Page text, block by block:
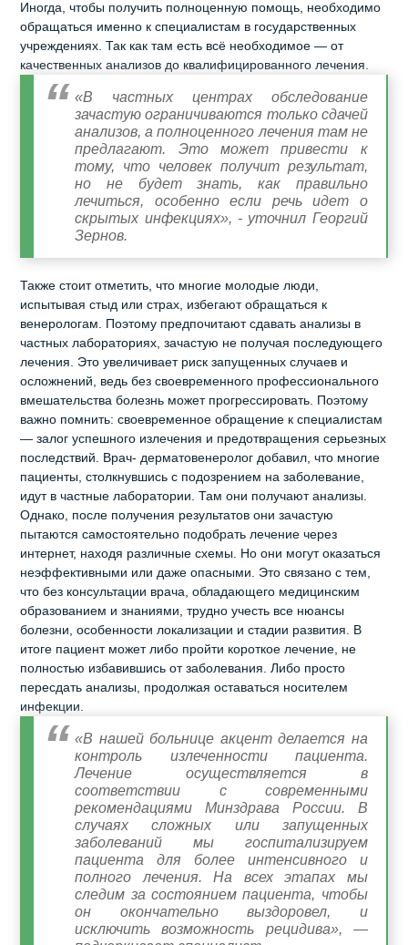
Иногда, чтобы получить полноценную помощь, необходимо
обращаться именно к специалистам в государственных
учреждениях. Так как там есть всё необходимое — от
качественных анализов до квалифицированного лечения.
«В частных центрах обследование
зачастую ограничиваются только сдачей
анализов, а полноценного лечения там не
предлагают. Это может привести к
тому, что человек получит результат,
но не будет знать, как правильно
лечиться, особенно если речь идет о
скрытых инфекциях», - уточнил Георгий
Зернов.
Также стоит отметить, что многие молодые люди,
испытывая стыд или страх, избегают обращаться к
венерологам. Поэтому предпочитают сдавать анализы в
частных лабораториях, зачастую не получая последующего
лечения. Это увеличивает риск запущенных случаев и
осложнений, ведь без своевременного профессионального
вмешательства болезнь может прогрессировать. Поэтому
важно помнить: своевременное обращение к специалистам
— залог успешного излечения и предотвращения серьезных
последствий. Врач- дерматовенеролог добавил, что многие
пациенты, столкнувшись с подозрением на заболевание,
идут в частные лаборатории. Там они получают анализы.
Однако, после получения результатов они зачастую
пытаются самостоятельно подобрать лечение через
интернет, находя различные схемы. Но они могут оказаться
неэффективными или даже опасными. Это связано с тем,
что без консультации врача, обладающего медицинским
образованием и знаниями, трудно учесть все нюансы
болезни, особенности локализации и стадии развития. В
итоге пациент может либо пройти короткое лечение, не
полностью избавившись от заболевания. Либо просто
пересдать анализы, продолжая оставаться носителем
инфекции.
«В нашей больнице акцент делается на
контроль излеченности пациента.
Лечение осуществляется в
соответствии с современными
рекомендациями Минздрава России. В
случаях сложных или запущенных
заболеваний мы госпитализируем
пациента для более интенсивного и
полного лечения. На всех этапах мы
следим за состоянием пациента, чтобы
он окончательно выздоровел, и
исключить возможность рецидива», —